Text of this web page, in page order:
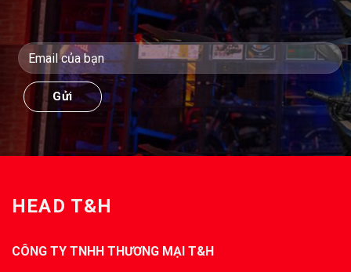
HEAD T&H
CÔNG TY TNHH THƯƠNG MẠI T&H